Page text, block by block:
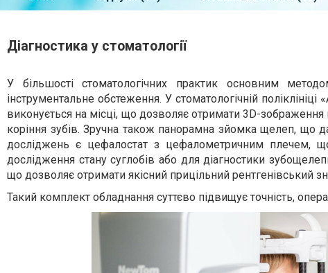
Діагностика у стоматології
У більшості стоматологічних практик основним
інструментальне обстеження. У стоматологічній
виконується на місці, що дозволяє отримати 3D-
коріння зубів. Зручна також панорамна зйомка щелеп, що
досліджень є цефалостат з цефалометричним плечем,
дослідження стану суглобів або для діагностики
що дозволяє отримати якісний прицільний рентгенівський
Такий комплект обладнання суттєво підвищує точність,